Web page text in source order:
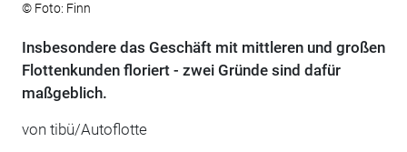
© Foto: Finn
Insbesondere das Geschäft mit mittleren und großen
Flottenkunden floriert - zwei Gründe sind dafür
maßgeblich.
von tibü/Autoflotte